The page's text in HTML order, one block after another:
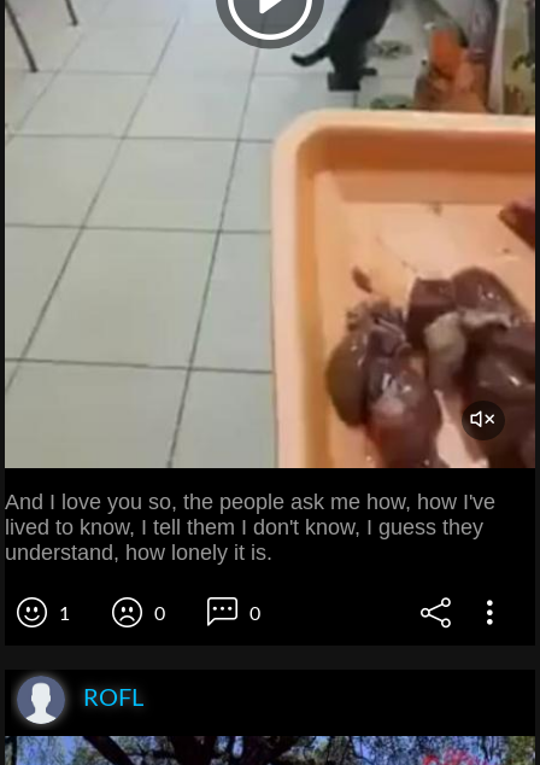
And I love you so, the people ask me how, how I've
lived to know, I tell them I don't know, I guess they
understand, how lonely it is.
1 0 0
ROFL